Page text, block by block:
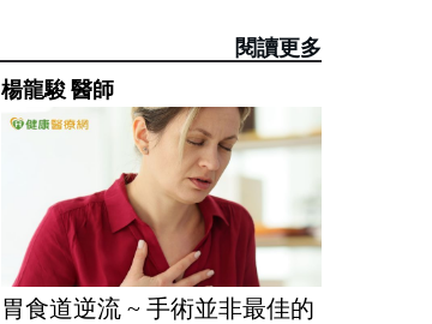
閱讀更多
楊龍駿 醫師
胃食道逆流 ~ 手術並非最佳的